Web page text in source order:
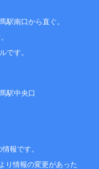
駅南口から直ぐ。
です。
駅中央口
報です。
り情報の変更があった